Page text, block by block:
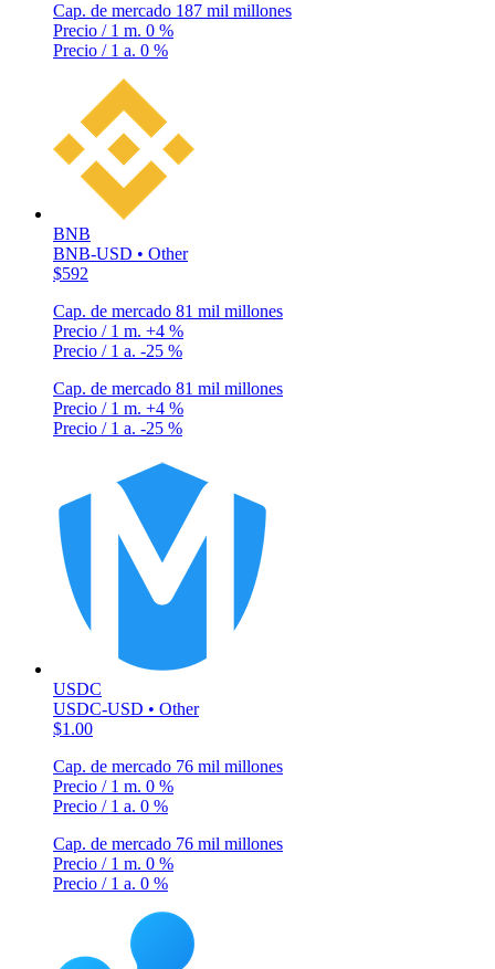
Cap. de mercado 187 mil millones
Precio / 1 m. 0 %
Precio / 1 a. 0 %
BNB
BNB-USD • Other
$592
Cap. de mercado 81 mil millones
Precio / 1 m. +4 %
Precio / 1 a. -25 %
Cap. de mercado 81 mil millones
Precio / 1 m. +4 %
Precio / 1 a. -25 %
USDC
USDC-USD • Other
$1.00
Cap. de mercado 76 mil millones
Precio / 1 m. 0 %
Precio / 1 a. 0 %
Cap. de mercado 76 mil millones
Precio / 1 m. 0 %
Precio / 1 a. 0 %